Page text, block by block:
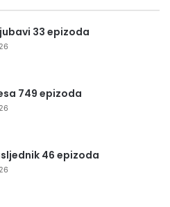
33 epizoda
749 epizoda
46 epizoda